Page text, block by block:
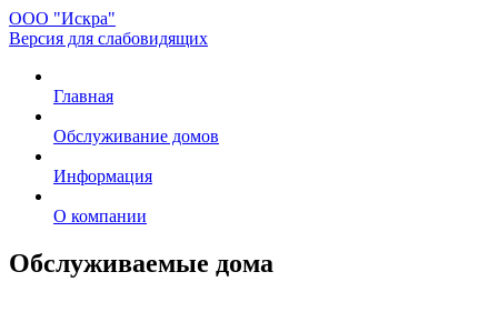
ООО "Искра"
Версия для слабовидящих
Главная
Обслуживание домов
Информация
О компании
Обслуживаемые дома